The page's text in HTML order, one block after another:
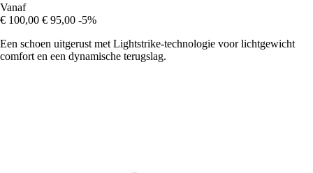
Vanaf
€ 100,00 € 95,00 -5%
Een schoen uitgerust met Lightstrike-technologie voor lichtgewicht
comfort en een dynamische terugslag.